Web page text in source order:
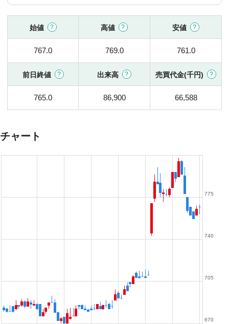
始値 高値 安値
767.0 769.0 761.0
前日終値 出来高 売買代金(千円)
765.0 86,900 66,588
チャート
670
705
740
775